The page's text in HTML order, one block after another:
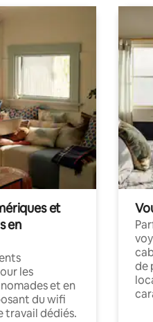
et
en
les
et en
du wifi
travail dédiés.
de